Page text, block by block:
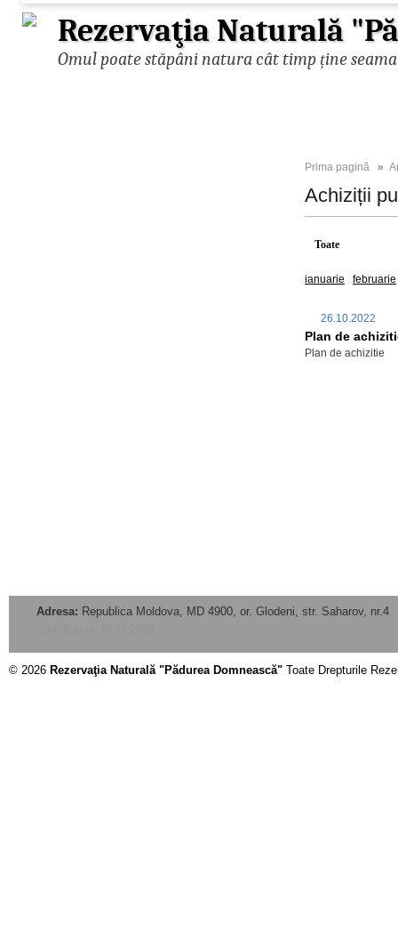
Rezervaţia Naturală
Omul poate stăpâni natura cât timp ține
Prima pagină »
Achiziții
Toate
ianuarie februarie
26.10.2022
Plan de
Plan de achizitie
Adresa: Republica Moldova, MD 4900, or. Glodeni, str. Saharov, nr.4
© 2026 Rezervaţia Naturală "Pădurea Domnească" Toate Drepturile